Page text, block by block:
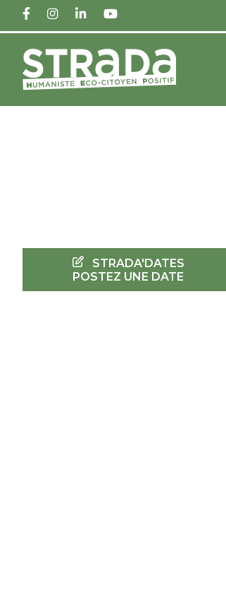
FACEBOOKINSTAGRAM
LINKEDINYOUTUBE
STRADA'DATES
POSTEZ UNE DATE